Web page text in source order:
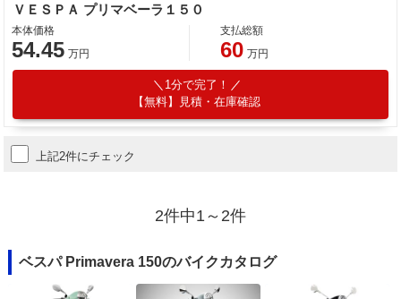
ＶＥＳＰＡ プリマベーラ１５０
本体価格
54.45 万円
支払総額
60 万円
1分で完了！
【無料】見積・在庫確認
上記2件にチェック
2件中1～2件
ベスパ Primavera 150のバイクカタログ